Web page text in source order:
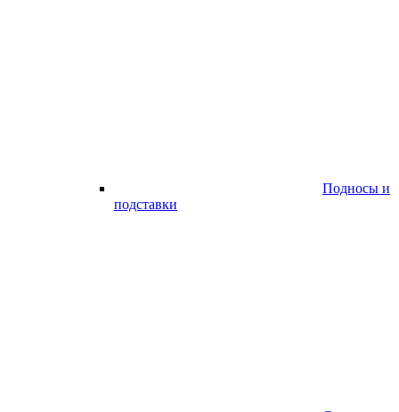
Подносы и
подставки